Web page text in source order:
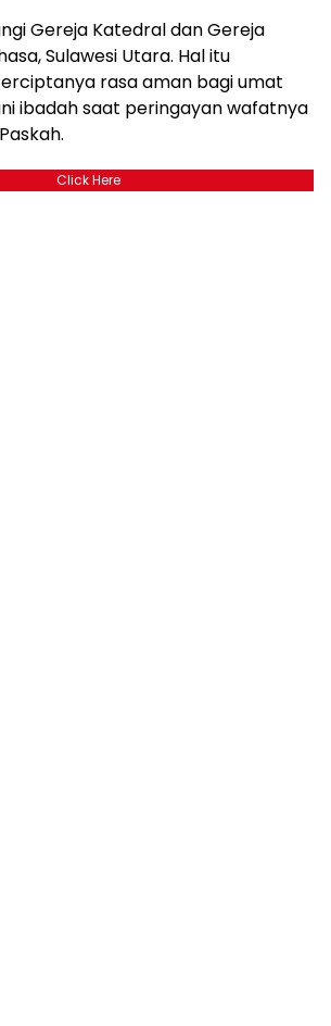
Gereja Katedral dan Gereja
Sulawesi Utara. Hal itu
rasa aman bagi umat
ibadah saat peringayan wafatnya
Click Here